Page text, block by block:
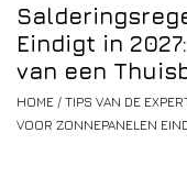
Kabels en Stekkers
Eindigt in
van een
HOME / TIPS VAN DE
VOOR ZONNEPANELEN